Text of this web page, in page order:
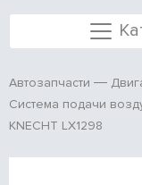
Автозапчасти
Система подачи
KNECHT LX1298